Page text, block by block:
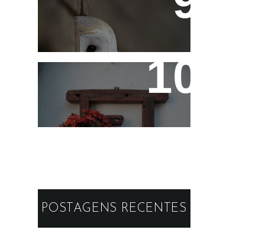
Fotos de Domingo - As
Melhores da Semana
Madeira - Painéis e
Vasos de Parede
POSTAGENS RECENTES